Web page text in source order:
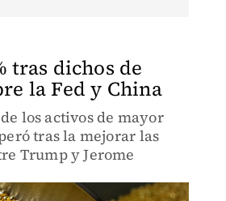
tras dichos de
la Fed y China
los activos de mayor
tras la mejorar las
Trump y Jerome